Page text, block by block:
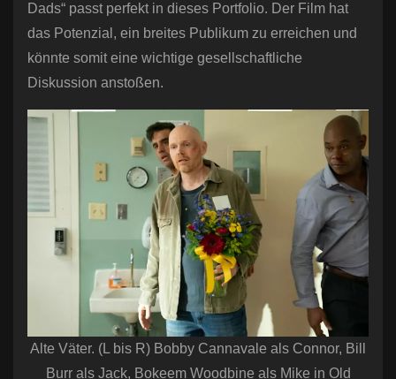
Dads“ passt perfekt in dieses Portfolio. Der Film hat
das Potenzial, ein breites Publikum zu erreichen und
könnte somit eine wichtige gesellschaftliche
Diskussion anstoßen.
Alte Väter. (L bis R) Bobby Cannavale als Connor, Bill
Burr als Jack, Bokeem Woodbine als Mike in Old